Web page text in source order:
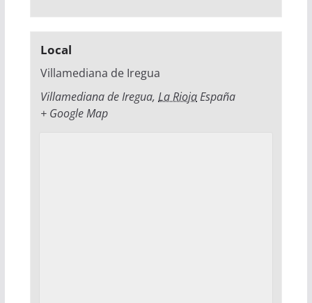
Local
Villamediana de Iregua
Villamediana de Iregua, La RiojaEspaña
+ Google Map